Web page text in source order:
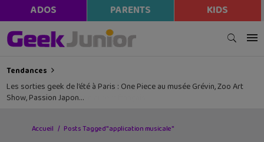
ADOS PARENTS KIDS
Tendances
Les sorties geek de l’été à Paris : One Piece au musée Grévin, Zoo Art
Show, Passion Japon…
Accueil Posts Tagged "application musicale"